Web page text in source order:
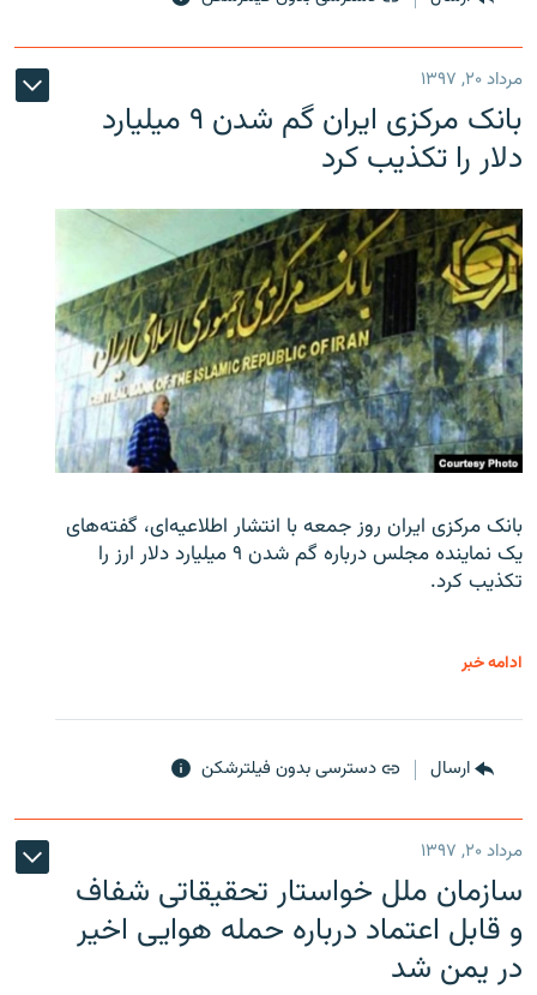
مرداد ۲۰, ۱۳۹۷
بانک مرکزی ایران گم شدن ۹ میلیارد
دلار را تکذیب کرد
بانک مرکزی ایران روز جمعه با انتشار اطلاعیه‌ای، گفته‌های
یک نماینده مجلس درباره گم شدن ۹ میلیارد دلار ارز را
تکذیب کرد.
ادامه خبر
ارسال دسترسی بدون فیلترشکن
مرداد ۲۰, ۱۳۹۷
سازمان ملل خواستار تحقیقاتی شفاف
و قابل اعتماد درباره حمله هوایی اخیر
در یمن شد